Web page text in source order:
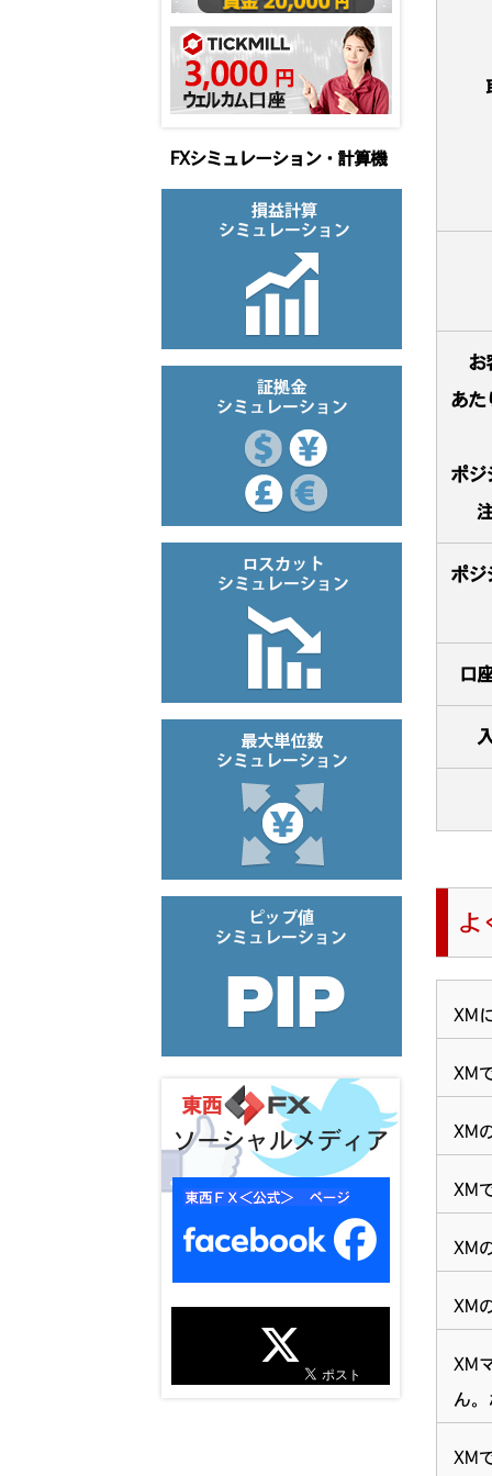
FXシミュレーション・計算機
ソーシャルメディア
お
あた
ポジ
ポジ
口
よ
XM
XM
XM
XM
XM
XM
XM
ん
XM